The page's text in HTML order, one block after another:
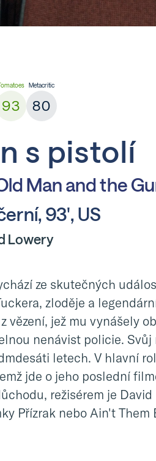
93 80
s pistolí
Man and the
93', US
Lowery
ze skutečných
zloděje a
vězení, jež mu vynášely
nenávist policie. Svůj
letech. V hlavní
jde o jeho poslední
režisérem je David
Přízrak nebo Ain't Them